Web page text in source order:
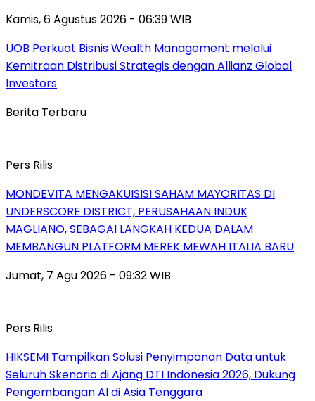
Kamis, 6 Agustus 2026 - 06:39 WIB
UOB Perkuat Bisnis Wealth Management melalui
Kemitraan Distribusi Strategis dengan Allianz Global
Investors
Berita Terbaru
Pers Rilis
MONDEVITA MENGAKUISISI SAHAM MAYORITAS DI
UNDERSCORE DISTRICT, PERUSAHAAN INDUK
MAGLIANO, SEBAGAI LANGKAH KEDUA DALAM
MEMBANGUN PLATFORM MEREK MEWAH ITALIA BARU
Jumat, 7 Agu 2026 - 09:32 WIB
Pers Rilis
HIKSEMI Tampilkan Solusi Penyimpanan Data untuk
Seluruh Skenario di Ajang DTI Indonesia 2026, Dukung
Pengembangan AI di Asia Tenggara